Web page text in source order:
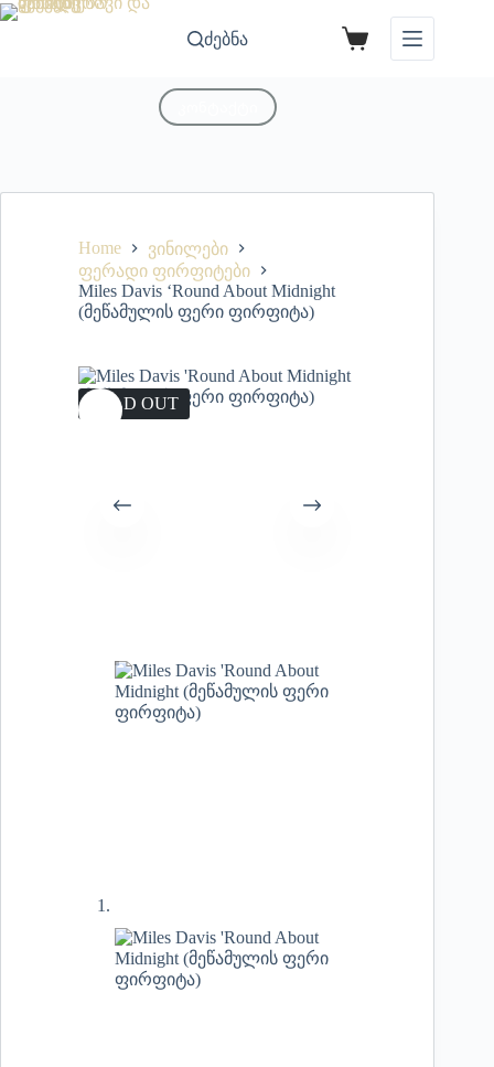
ძებნა
Home
ვინილები
ფერადი ფირფიტები
Miles Davis ‘Round About Midnight
(მეწამულის ფერი ფირფიტა)
SOLD OUT